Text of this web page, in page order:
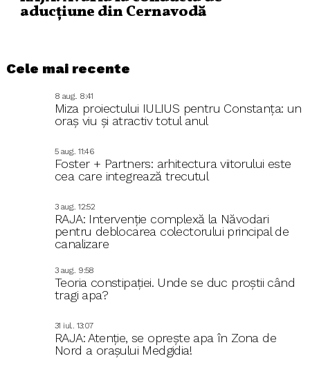
aducțiune din Cernavodă
Cele mai recente
8 aug.. 8:41
Miza proiectului IULIUS pentru Constanța: un
oraș viu și atractiv totul anul
5 aug.. 11:46
Foster + Partners: arhitectura viitorului este
cea care integrează trecutul
3 aug.. 12:52
RAJA: Intervenție complexă la Năvodari
pentru deblocarea colectorului principal de
canalizare
3 aug.. 9:58
Teoria constipației. Unde se duc proștii când
tragi apa?
31 iul.. 13:07
RAJA: Atenție, se oprește apa în Zona de
Nord a orașului Medgidia!